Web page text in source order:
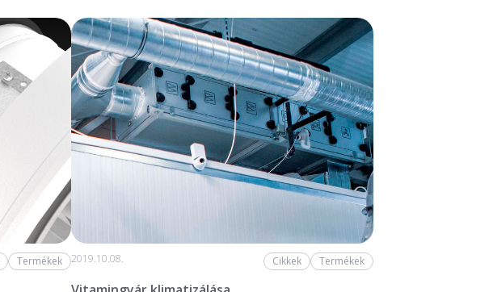
Termékek 2019.10.08. Cikkek Termékek